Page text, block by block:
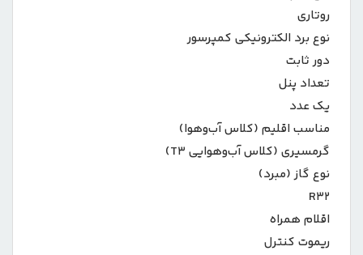
روتاری
نوع برد الکترونیکی کمپرسور
دور ثابت
تعداد پنل
یک عدد
مناسب اقلیم (کلاس آب‌و‌هوا)
گرمسیری (کلاس آب‌وهوایی T۳)
نوع گاز (مبرد)
R۳۲
اقلام همراه
ریموت کنترل